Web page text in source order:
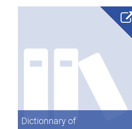
Dictionnary of